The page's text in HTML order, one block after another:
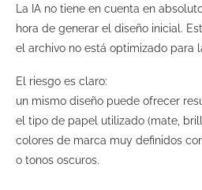
La IA no tiene en cuenta en
hora de generar el diseño inicial.
el archivo no está optimizado para
El riesgo es claro:
un mismo diseño puede ofrecer
el tipo de papel utilizado (mate,
colores de marca muy definidos
o tonos oscuros.